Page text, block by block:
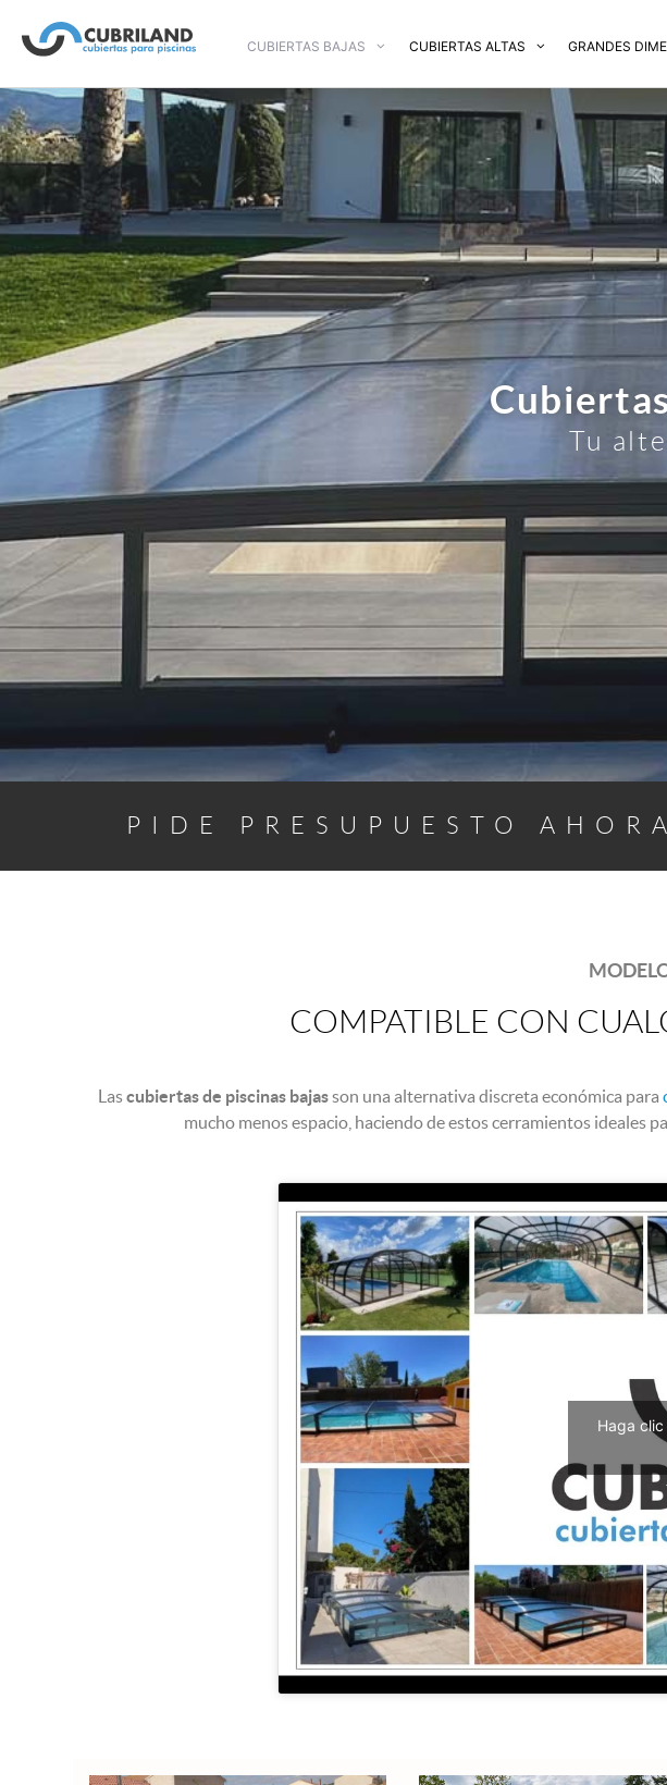
CUBIERTAS BAJAS CUBIERTAS ALTAS GRANDES
Tu
PIDE PRESUPUESTO AHORA
COMPATIBLE CON
Lascubiertas de piscinas bajasson una alternativa discreta económica para
mucho menos espacio, haciendo de estos cerramientos ideales
Haga